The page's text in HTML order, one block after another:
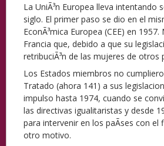
La UniÃ³n Europea lleva intentando
siglo. El primer paso se dio en el
EconÃ³mica Europea (CEE) en
Francia que, debido a que su
retribuciÃ³n de las mujeres de
Los Estados miembros no
Tratado (ahora 141) a sus
impulso hasta 1974, cuando se
las directivas igualitaristas y desde
para intervenir en los paÃ­ses con
otro motivo.